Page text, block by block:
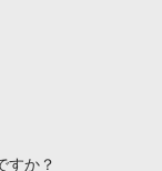
すか？